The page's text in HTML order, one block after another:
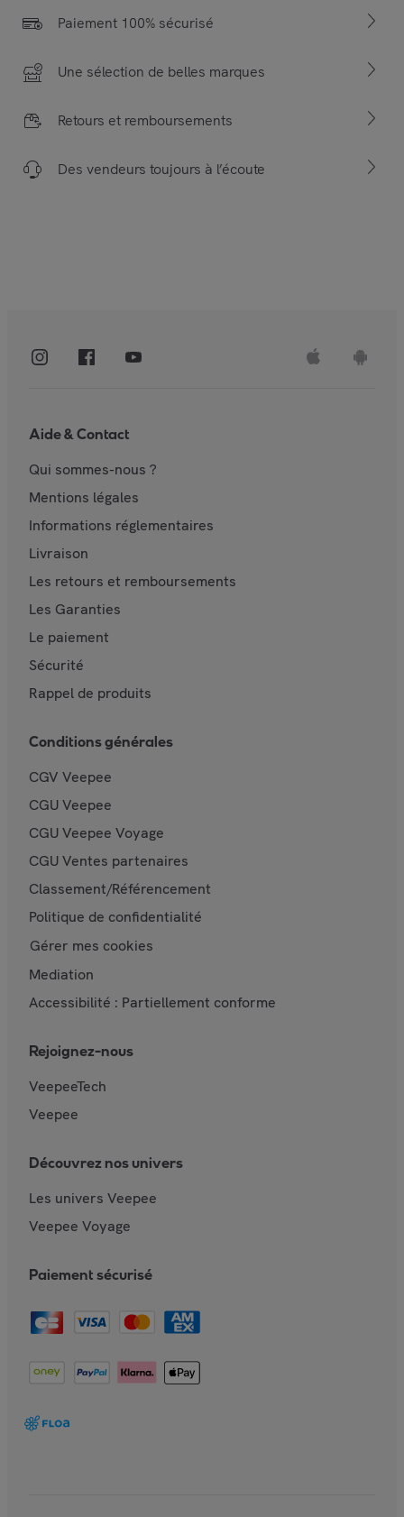
Paiement 100% sécurisé
Une sélection de belles marques
Retours et remboursements
Des vendeurs toujours à l’écoute
Aide & Contact
Qui sommes-nous ?
Mentions légales
Informations réglementaires
Livraison
Les retours et remboursements
Les Garanties
Le paiement
Sécurité
Rappel de produits
Conditions générales
CGV Veepee
CGU Veepee
CGU Veepee Voyage
CGU Ventes partenaires
Classement/Référencement
Politique de confidentialité
Gérer mes cookies
Mediation
Accessibilité : Partiellement conforme
Rejoignez-nous
VeepeeTech
Veepee
Découvrez nos univers
Les univers Veepee
Veepee Voyage
Paiement sécurisé